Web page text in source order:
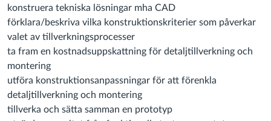
konstruera tekniska lösningar mha CAD
förklara/beskriva vilka konstruktionskriterier som påverkar
valet av tillverkningsprocesser
ta fram en kostnadsuppskattning för detaljtillverkning och
montering
utföra konstruktionsanpassningar för att förenkla
detaljtillverkning och montering
tillverka och sätta samman en prototyp